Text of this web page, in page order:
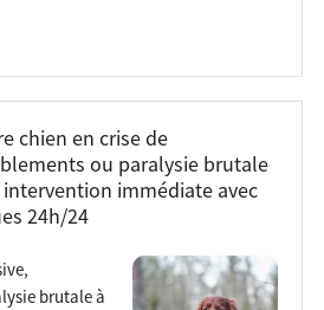
chien en crise de
ou paralysie brutale
intervention immédiate avec
24h/24
brutale à